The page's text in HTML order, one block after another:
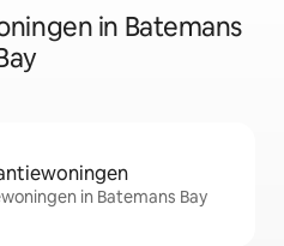
in Batemans
in Batemans Bay